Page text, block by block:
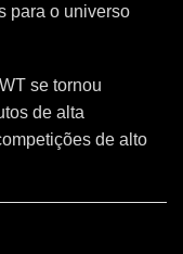
para o universo
se tornou
de alta
de alto